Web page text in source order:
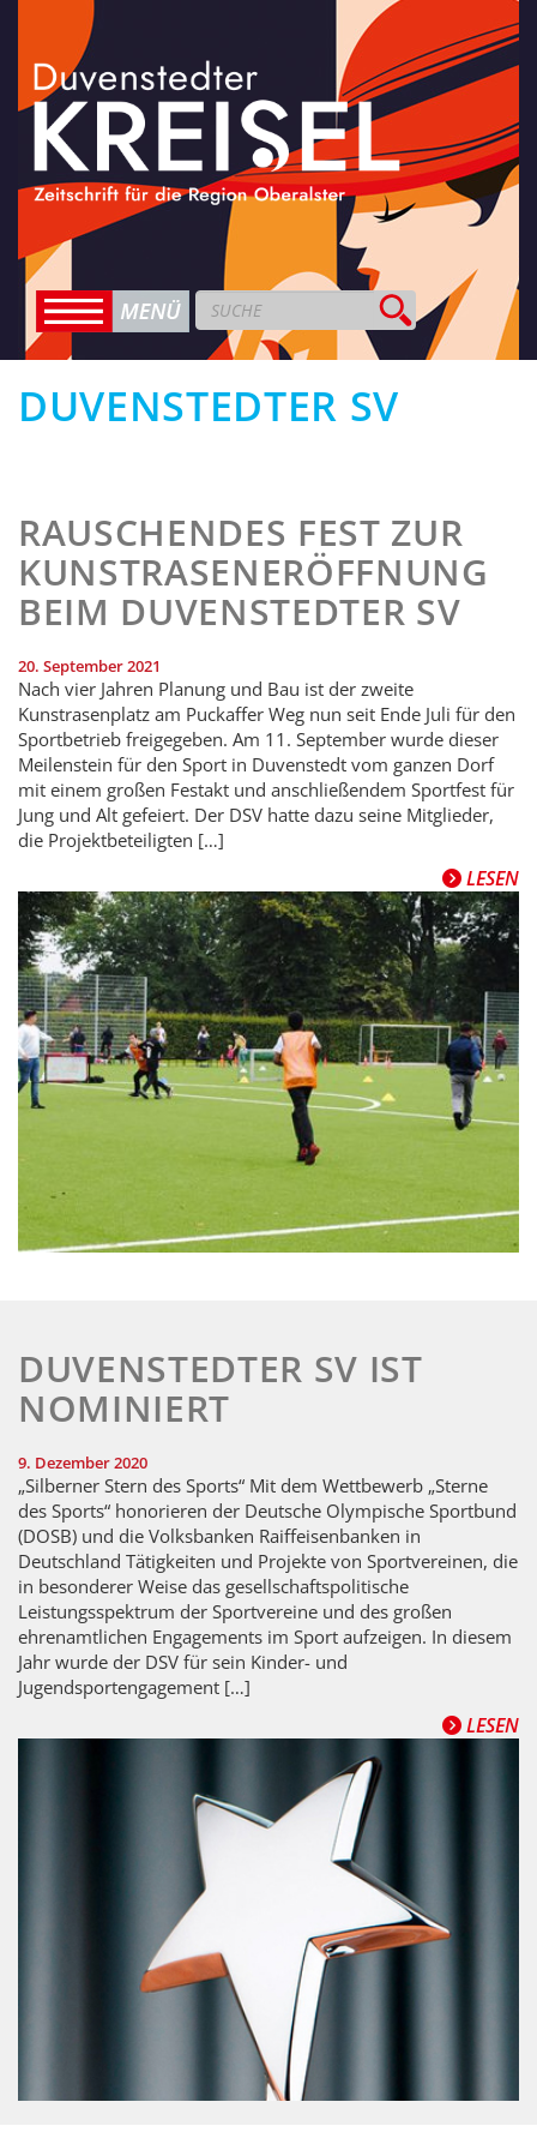
DUVENSTEDTER SV
RAUSCHENDES FEST ZUR
KUNSTRASENERÖFFNUNG
BEIM DUVENSTEDTER SV
20. September 2021
Nach vier Jahren Planung und Bau ist der zweite
Kunstrasenplatz am Puckaffer Weg nun seit Ende Juli für den
Sportbetrieb freigegeben. Am 11. September wurde dieser
Meilenstein für den Sport in Duvenstedt vom ganzen Dorf
mit einem großen Festakt und anschließendem Sportfest für
Jung und Alt gefeiert. Der DSV hatte dazu seine Mitglieder,
die Projektbeteiligten […]
LESEN
DUVENSTEDTER SV IST
NOMINIERT
9. Dezember 2020
„Silberner Stern des Sports“ Mit dem Wettbewerb „Sterne
des Sports“ honorieren der Deutsche Olympische Sportbund
(DOSB) und die Volksbanken Raiffeisenbanken in
Deutschland Tätigkeiten und Projekte von Sportvereinen, die
in besonderer Weise das gesellschaftspolitische
Leistungsspektrum der Sportvereine und des großen
ehrenamtlichen Engagements im Sport aufzeigen. In diesem
Jahr wurde der DSV für sein Kinder- und
Jugendsportengagement […]
LESEN